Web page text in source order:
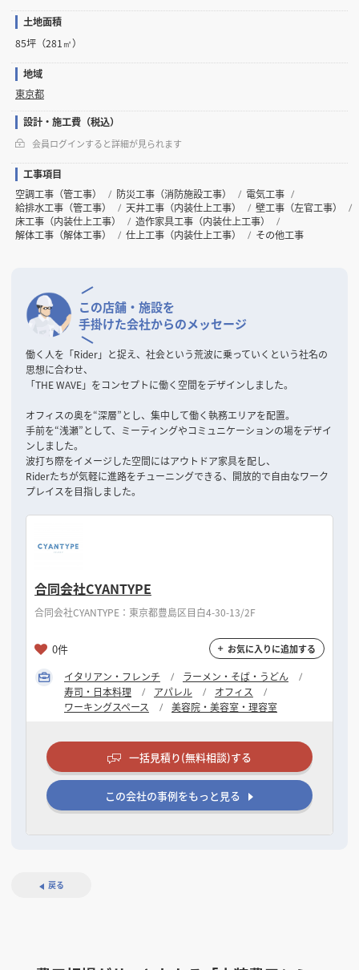
土地面積
85坪（281㎡）
地域
東京都
設計・施工費（税込）
会員ログインすると詳細が見られます
工事項目
空調工事（管工事）
防災工事（消防施設工事）
電気工事
給排水工事（管工事）
天井工事（内装仕上工事）
壁工事（左官工事）
床工事（内装仕上工事）
造作家具工事（内装仕上工事）
解体工事（解体工事）
仕上工事（内装仕上工事） その他工事
この店舗・施設を
手掛けた会社からのメッセージ
働く人を「Rider」と捉え、社会という荒波に乗っていくという社名の
思想に合わせ、
「THE WAVE」をコンセプトに働く空間をデザインしました。
オフィスの奥を“深層”とし、集中して働く執務エリアを配置。
手前を“浅瀬”として、ミーティングやコミュニケーションの場をデザイ
ンしました。
波打ち際をイメージした空間にはアウトドア家具を配し、
Riderたちが気軽に進路をチューニングできる、開放的で自由なワーク
プレイスを目指しました。
合同会社CYANTYPE
合同会社CYANTYPE：東京都豊島区目白4-30-13/2F
0件 お気に入りに追加する
イタリアン・フレンチ
ラーメン・そば・うどん
寿司・日本料理
アパレル
オフィス
ワーキングスペース
美容院・美容室・理容室
一括見積り(無料相談)する
この会社の事例をもっと見る
戻る